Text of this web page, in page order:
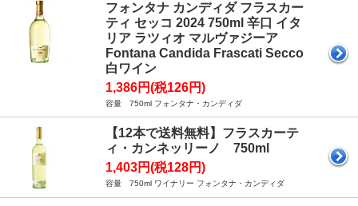
フォンタナ カンディダ フラスカー
ティ セッコ 2024 750ml 辛口 イタ
リア ラツィオ マルヴァジーア
Fontana Candida Frascati Secco
白ワイン
1,386円(税126円)
容量 750ml フォンタナ・カンディダ
【12本で送料無料】フラスカーテ
ィ・カンネッリーノ 750ml
1,403円(税128円)
容量 750ml ワイナリー フォンタナ・カンディダ